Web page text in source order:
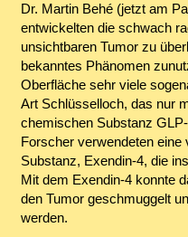
Dr. Martin Behé (jetzt am
entwickelten die schwach
unsichtbaren Tumor zu
bekanntes Phänomen
Oberfläche sehr viele
Art Schlüsselloch, das nur
chemischen Substanz
Forscher verwendeten eine
Substanz, Exendin-4, die
Mit dem Exendin-4 konnte
den Tumor geschmuggelt
werden.